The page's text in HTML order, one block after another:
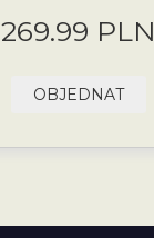
269.99 PLN
OBJEDNAT